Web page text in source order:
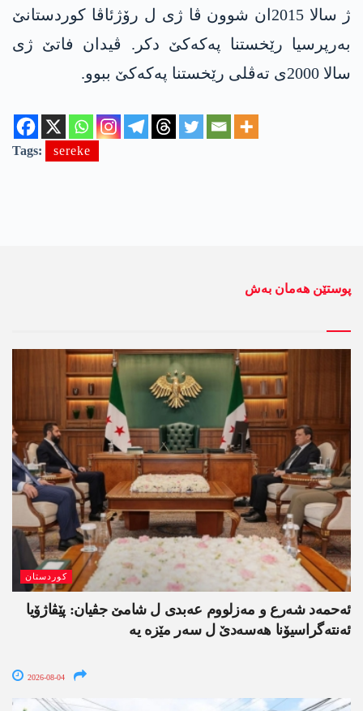
ژ سالا 2015ان شوون ڤا ژی ل رۆژئاڤا كوردستانێ
بەرپرسیا رێخستنا په‌كه‌كێ دکر. ڤیدان فاتێ ژی
سالا 2000ی ته‌ڤلی رێخستنا په‌كه‌كێ ببوو.
Tags: sereke
پوستێن ھەمان بەش
کوردستان
ئەحمەد شەرع و مەزلووم عەبدی ل شامێ جڤیان: پێڤاژۆیا
ئەنتەگراسیۆنا ھەسەدێ ل سەر مێزە یە
2026-08-04